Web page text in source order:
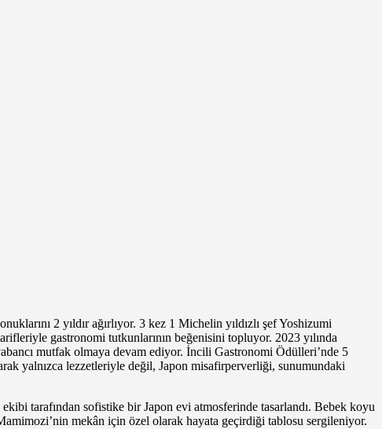
2 yıldır ağırlıyor. 3 kez 1 Michelin yıldızlı şef Yoshizumi
gastronomi tutkunlarının beğenisini topluyor. 2023 yılında
mutfak olmaya devam ediyor. İncili Gastronomi Ödülleri’nde 5
yalnızca lezzetleriyle değil, Japon misafirperverliği, sunumundaki
tarafından sofistike bir Japon evi atmosferinde tasarlandı. Bebek koyu
mekân için özel olarak hayata geçirdiği tablosu sergileniyor.